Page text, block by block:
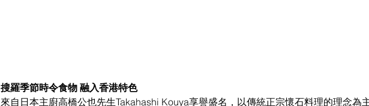
搜羅季節時令食物 融入香港特色
來自日本主廚高橋公也先生Takahashi Kouya享譽盛名，以傳統正宗懷石料理的理念為